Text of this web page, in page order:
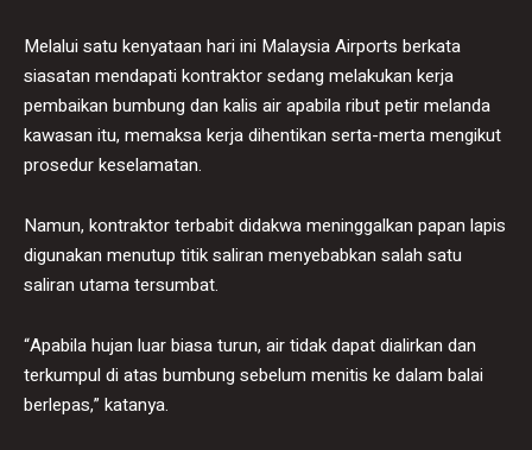
Melalui satu kenyataan hari ini Malaysia Airports berkata
siasatan mendapati kontraktor sedang melakukan kerja
pembaikan bumbung dan kalis air apabila ribut petir melanda
kawasan itu, memaksa kerja dihentikan serta-merta mengikut
prosedur keselamatan.
Namun, kontraktor terbabit didakwa meninggalkan papan lapis
digunakan menutup titik saliran menyebabkan salah satu
saliran utama tersumbat.
“Apabila hujan luar biasa turun, air tidak dapat dialirkan dan
terkumpul di atas bumbung sebelum menitis ke dalam balai
berlepas,” katanya.